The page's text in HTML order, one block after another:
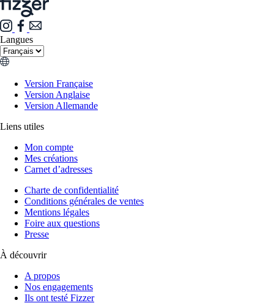
Langues
Version Française
Version Anglaise
Version Allemande
Liens utiles
Mon compte
Mes créations
Carnet d’adresses
Charte de confidentialité
Conditions générales de ventes
Mentions légales
Foire aux questions
Presse
À découvrir
A propos
Nos engagements
Ils ont testé Fizzer